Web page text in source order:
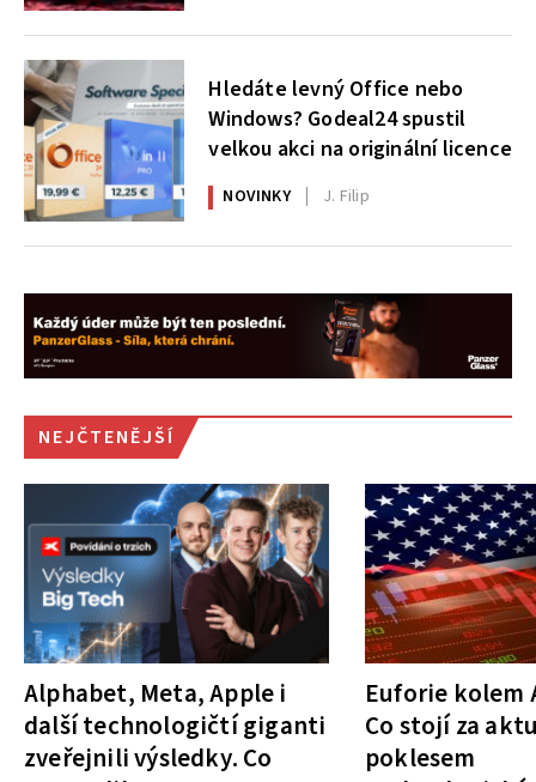
Hledáte levný Office nebo
Windows? Godeal24 spustil
velkou akci na originální licence
NOVINKY J. Filip
NEJČTENĚJŠÍ
Alphabet, Meta, Apple i
další technologičtí giganti
zveřejnili výsledky. Co
Euforie kolem
Co stojí za
poklesem